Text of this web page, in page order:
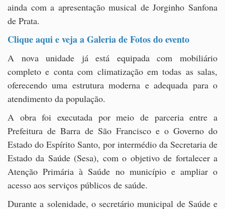
ainda com a apresentação musical de Jorginho Sanfona
de Prata.
Clique aqui e veja a Galeria de Fotos do evento
A nova unidade já está equipada com mobiliário
completo e conta com climatização em todas as salas,
oferecendo uma estrutura moderna e adequada para o
atendimento da população.
A obra foi executada por meio de parceria entre a
Prefeitura de Barra de São Francisco e o Governo do
Estado do Espírito Santo, por intermédio da Secretaria de
Estado da Saúde (Sesa), com o objetivo de fortalecer a
Atenção Primária à Saúde no município e ampliar o
acesso aos serviços públicos de saúde.
Durante a solenidade, o secretário municipal de Saúde e